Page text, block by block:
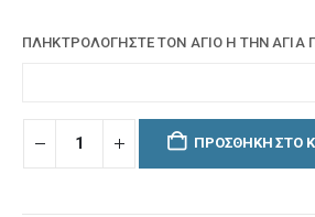
ΠΛΗΚΤΡΟΛΟΓΗΣΤΕ ΤΟΝ ΑΓΙΟ Η ΤΗΝ ΑΓΙΑ
ΠΡΟΣΘΉΚΗ ΣΤΟ